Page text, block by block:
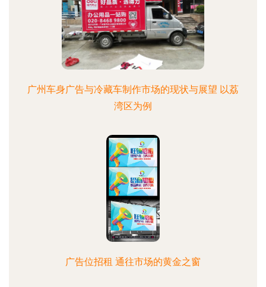
广州车身广告与冷藏车制作市场的现状与展望 以荔
湾区为例
广告位招租 通往市场的黄金之窗